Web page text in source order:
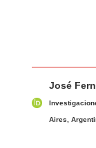
t
José
Aires,